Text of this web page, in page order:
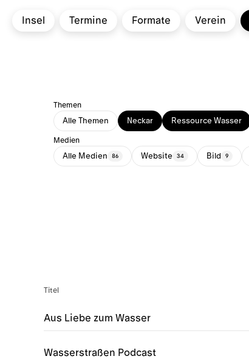
Insel Termine Formate Verein
Themen
Alle Themen Neckar Ressource Wasser
Medien
Alle Medien 86 Website 34 Bild 9
Titel
Aus Liebe zum Wasser
Wasserstraßen Podcast